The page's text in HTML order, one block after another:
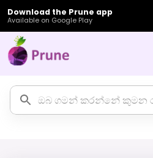
Download the Prune app
Available on Google Play